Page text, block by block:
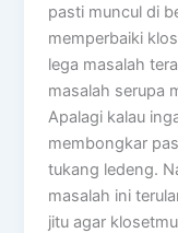
pasti muncul di
memperbaiki
lega masalah
masalah serupa
Apalagi kalau
membongkar
tukang ledeng.
masalah ini
jitu agar